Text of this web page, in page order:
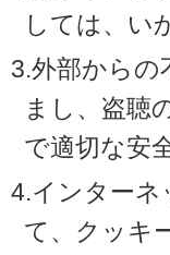
しては、い
3.外部からの
まし、盗聴
で適切な安
4.インターネ
て、クッキ